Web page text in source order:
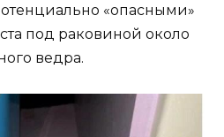
«опасными»
под раковиной около
ведра.